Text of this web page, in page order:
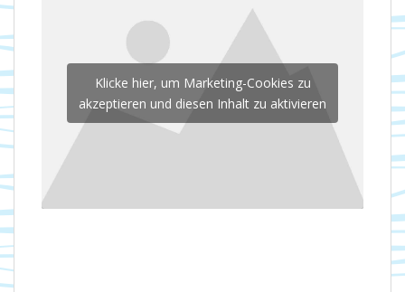
Klicke hier, um Marketing-Cookies zu
akzeptieren und diesen Inhalt zu aktivieren